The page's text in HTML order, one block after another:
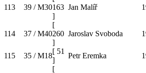
113 39 / M30163
]
Jan Malíř
114 37 / M40
[
260
]
Jaroslav Svoboda
115 35 / M18
[ 51
]
Petr Eremka
[